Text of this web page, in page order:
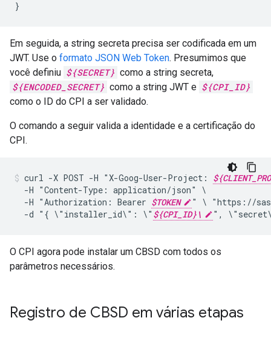
Em seguida, a string secreta precisa ser codificada em um
JWT. Use o formato JSON Web Token. Presumimos que
você definiu ${SECRET} como a string secreta,
${ENCODED_SECRET} como a string JWT e ${CPI_ID}
como o ID do CPI a ser validado.
O comando a seguir valida a identidade e a certificação do
CPI.
curl -X POST -H "X-Goog-User-Project:
-H "Content-Type: application/json"
-H "Authorization: Bearer $TOKEN " \ "https://
-d "{ \"installer_id\": \" ${CPI_ID}\ ",
O CPI agora pode instalar um CBSD com todos os
parâmetros necessários.
Registro de CBSD em várias etapas